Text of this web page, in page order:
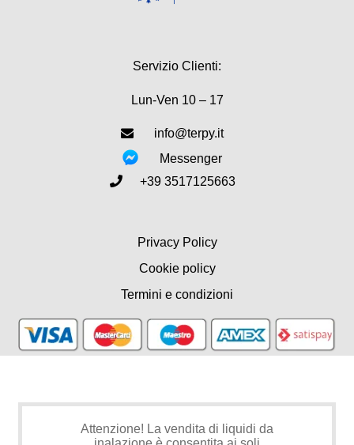
Servizio Clienti:
Lun-Ven 10 – 17
info@terpy.it
Messenger
+39 3517125663
Privacy Policy
Cookie policy
Termini e condizioni
Attenzione! La vendita di liquidi da